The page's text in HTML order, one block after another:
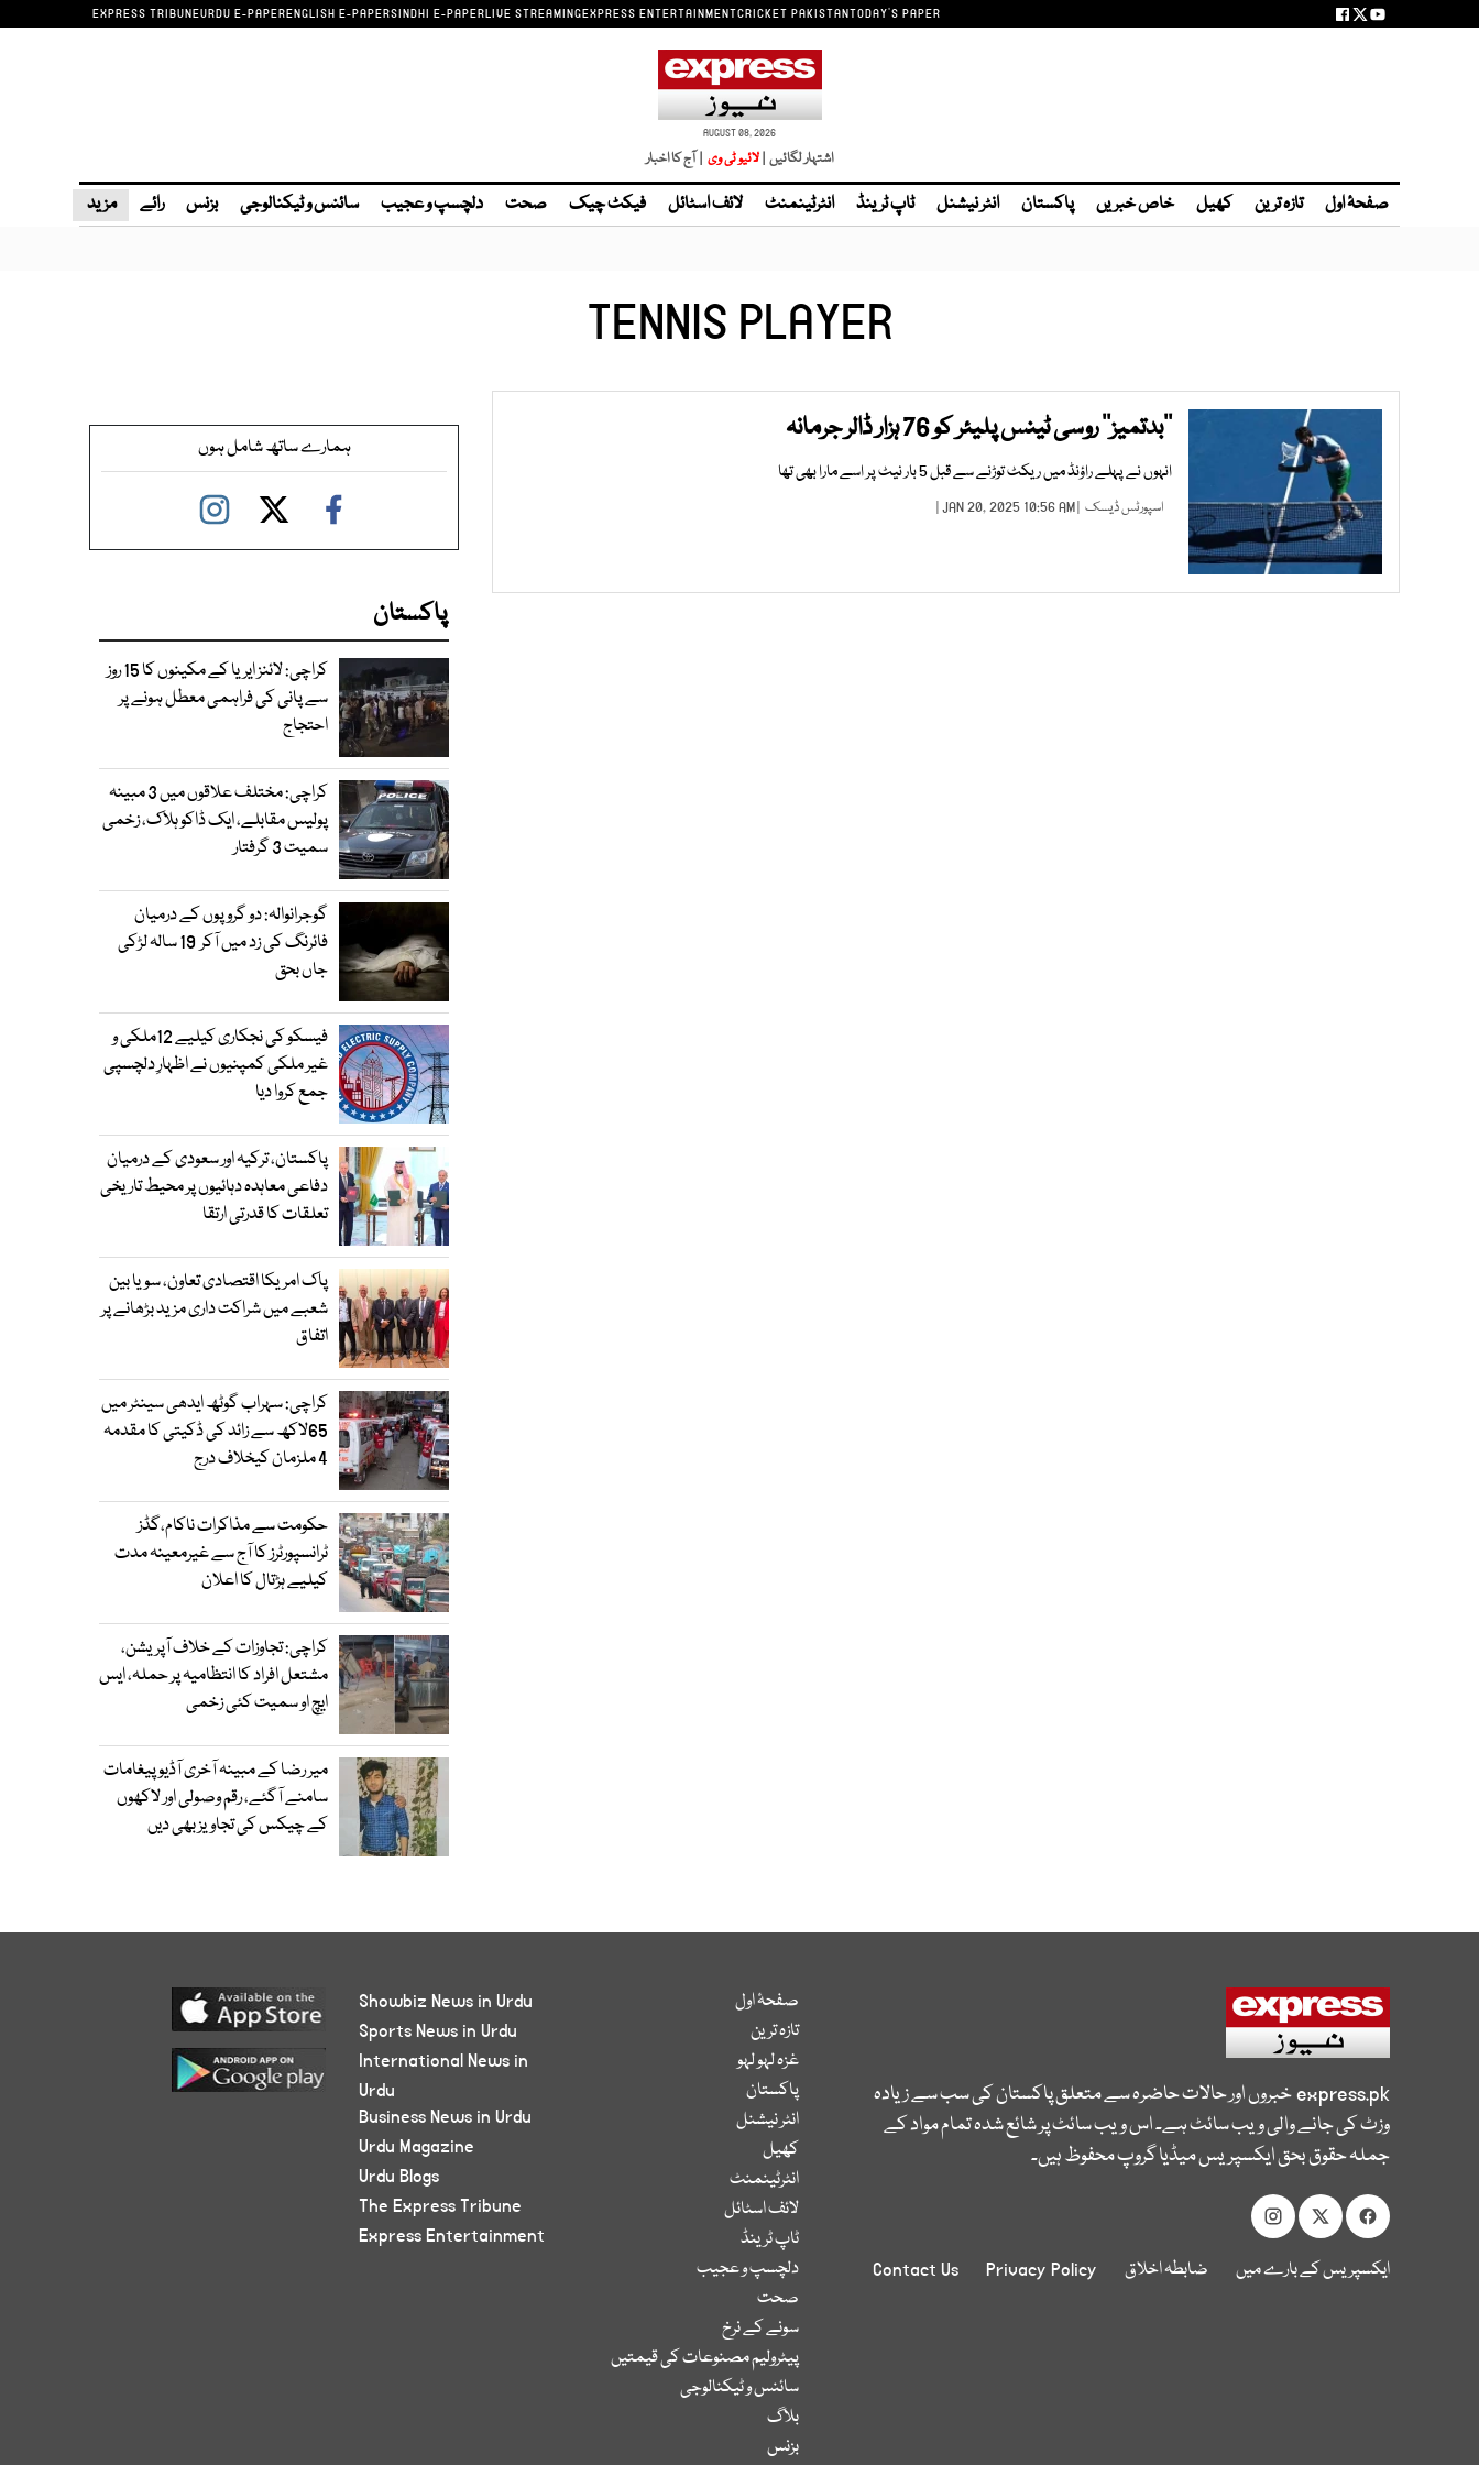
EXPRESS TRIBUNEURDU E-PAPERENGLISH E-PAPERSINDHI E-PAPERLIVE STREAMINGEXPRESS ENTERTAINMENTCRICKET PAKISTANTODAY'S PAPER
AUGUST 08, 2026
اشتہار لگائیں | | آج کا اخبار
صفحۂ اول تازہ ترین کھیل خاص خبریں پاکستان انٹر نیشنل ٹاپ ٹرینڈ انٹرٹینمنٹ لائف اسٹائل فیکٹ چیک صحت دلچسپ و عجیب سائنس و ٹیکنالوجی بزنس رائے مزید
TENNIS PLAYER
’’بدتمیز’’ روسی ٹینس پلیئر کو 76 ہزار ڈالر جرمانہ
انہوں نے پہلے راؤنڈ میں ریکٹ توڑنے سے قبل 5 بار نیٹ پر اسے مارا بھی تھا
اسپورٹس ڈیسک | JAN 20, 2025 10:56 AM |
ہمارے ساتھ شامل ہوں
پاکستان
کراچی: لائنز ایریا کے مکینوں کا 15 روز
سے پانی کی فراہمی معطل ہونے پر
احتجاج
کراچی: مختلف علاقوں میں 3 مبینہ
پولیس مقابلے، ایک ڈاکو ہلاک، زخمی
سمیت 3 گرفتار
گوجرانوالہ: دو گروپوں کے درمیان
فائرنگ کی زد میں آکر 19 سالہ لڑکی
جاں بحق
فیسکو کی نجکاری کیلیے 12ملکی و
غیر ملکی کمپنیوں نے اظہارِ دلچسپی
جمع کروا دیا
پاکستان، ترکیہ اور سعودی کے درمیان
دفاعی معاہدہ دہائیوں پر محیط تاریخی
تعلقات کا قدرتی ارتقا
پاک امریکا اقتصادی تعاون، سویا بین
شعبے میں شراکت داری مزید بڑھانے پر
اتفاق
کراچی: سہراب گوٹھ ایدھی سینٹر میں
65لاکھ سے زائد کی ڈکیتی کا مقدمہ
4 ملزمان کیخلاف درج
حکومت سے مذاکرات ناکام،گڈز
ٹرانسپورٹرز کا آج سے غیرمعینہ مدت
کیلیے ہڑتال کا اعلان
کراچی: تجاوزات کے خلاف آپریشن،
مشتعل افراد کا انتظامیہ پر حملہ، ایس
ایچ او سمیت کئی زخمی
میر رضا کے مبینہ آخری آڈیو پیغامات
سامنے آگئے، رقم وصولی اور لاکھوں
کے چیکس کی تجاویز بھی دیں
express.pkخبروں اور حالات حاضرہ سے متعلق پاکستان کی سب سے زیادہ
وزٹ کی جانے والی ویب سائٹ ہے۔ اس ویب سائٹ پر شائع شدہ تمام مواد کے
جملہ حقوق بحق ایکسپریس میڈیا گروپ محفوظ ہیں۔
ایکسپریس کے بارے میں ضابطہ اخلاق Privacy Policy
Contact Us
صفحۂ اول
تازہ ترین
غزہ لہو لہو
پاکستان
انٹر نیشنل
کھیل
انٹرٹینمنٹ
لائف اسٹائل
ٹاپ ٹرینڈ
دلچسپ و عجیب
صحت
سونے کے نرخ
پیٹرولیم مصنوعات کی قیمتیں
سائنس و ٹیکنالوجی
بلاگ
بزنس
Showbiz News in Urdu
Sports News in Urdu
International News in
Urdu
Business News in Urdu
Urdu Magazine
Urdu Blogs
The Express Tribune
Express Entertainment